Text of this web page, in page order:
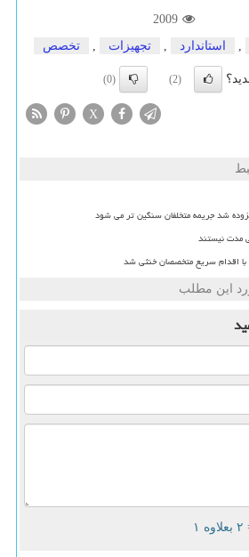
2009
استاندارد تجهیزات تخصص
(2)
(0)
X
شد جریمه متخلفان سنگین تر می شود
مدت نیستند
اقدام سریع متخصصان خنثی شد
این مطلب
۱